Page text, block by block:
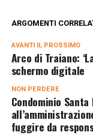
ARGOMENTI
AVANTI IL ​​PROSSIMO
Arco di Traiano:
schermo digitale
NON PERDERE
Condominio
fuggire da